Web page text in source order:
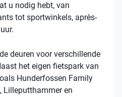
u nodig hebt, van
tot sportwinkels, après-
deuren voor verschillende
het eigen fietspark van
Hunderfossen Family
Lilleputthammer en